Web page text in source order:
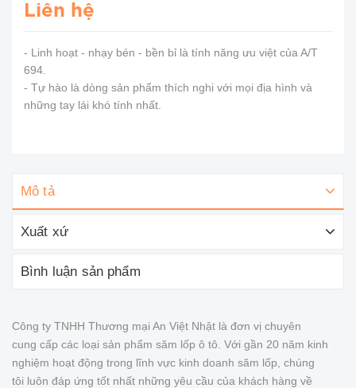
Liên hệ
- Linh hoạt - nhạy bén - bền bỉ là tính năng ưu việt của A/T
694.
- Tự hào là dòng sản phẩm thích nghi với mọi địa hình và
những tay lái khó tính nhất.
Mô tả
Xuất xứ
Bình luận sản phẩm
Công ty TNHH Thương mại An Việt Nhật là đơn vị chuyên
cung cấp các loại sản phẩm săm lốp ô tô. Với gần 20 năm kinh
nghiệm hoạt động trong lĩnh vực kinh doanh săm lốp, chúng
tôi luôn đáp ứng tốt nhất những yêu cầu của khách hàng về